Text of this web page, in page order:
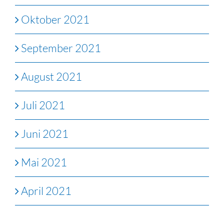
Oktober 2021
September 2021
August 2021
Juli 2021
Juni 2021
Mai 2021
April 2021